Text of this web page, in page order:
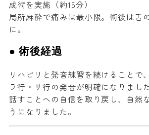
成術を実施（約15分）
局所麻酔で痛みは最小限。術後は舌
に。
● 術後経過
リハビリと発音練習を続けることで
ラ行・サ行の発音が明確になりました
話すことへの自信を取り戻し、自然
うになりました。